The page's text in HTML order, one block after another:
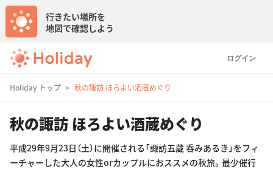
ログイン
行きたい場所を
地図で確認しよう
Holiday トップ 秋の諏訪 ほろよい酒蔵めぐり
秋の諏訪 ほろよい酒蔵めぐり
平成29年9月23日（土）に開催される「諏訪五蔵 呑みあるき」をフィ
ーチャーした大人の女性orカップルにおススメの秋旅。最少催行